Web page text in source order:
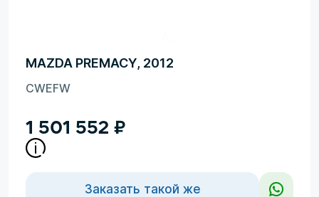
MAZDA PREMACY, 2012
CWEFW
1 501 552 ₽
Заказать такой же